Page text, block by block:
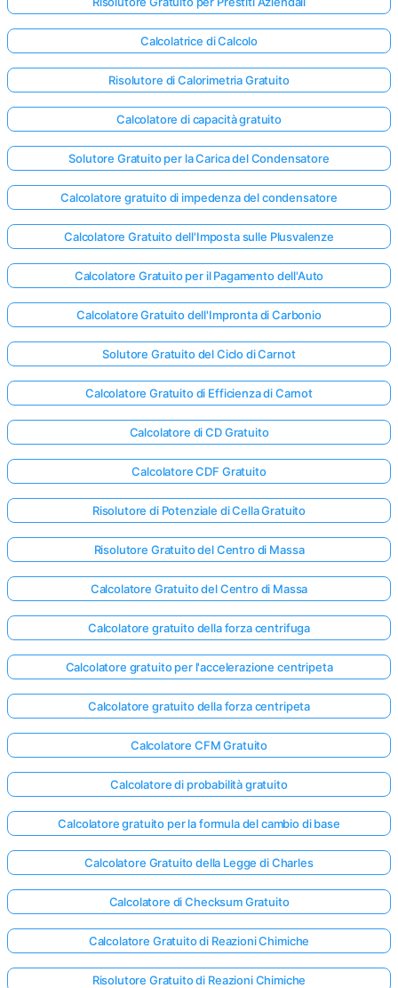
Calcolatrice di Calcolo
Risolutore di Calorimetria Gratuito
Calcolatore di capacità gratuito
Solutore Gratuito per la Carica del Condensatore
Calcolatore gratuito di impedenza del condensatore
Calcolatore Gratuito dell'Imposta sulle Plusvalenze
Calcolatore Gratuito per il Pagamento dell'Auto
Calcolatore Gratuito dell'Impronta di Carbonio
Solutore Gratuito del Ciclo di Carnot
Calcolatore Gratuito di Efficienza di Carnot
Calcolatore di CD Gratuito
Calcolatore CDF Gratuito
Risolutore di Potenziale di Cella Gratuito
Risolutore Gratuito del Centro di Massa
Calcolatore Gratuito del Centro di Massa
Calcolatore gratuito della forza centrifuga
Calcolatore gratuito per l'accelerazione centripeta
Calcolatore gratuito della forza centripeta
Calcolatore CFM Gratuito
Calcolatore di probabilità gratuito
Calcolatore gratuito per la formula del cambio di base
Calcolatore Gratuito della Legge di Charles
Calcolatore di Checksum Gratuito
Calcolatore Gratuito di Reazioni Chimiche
Risolutore Gratuito di Reazioni Chimiche